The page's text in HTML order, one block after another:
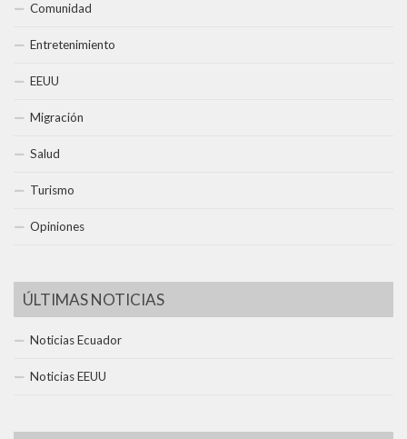
Comunidad
Entretenimiento
EEUU
Migración
Salud
Turismo
Opiniones
ÚLTIMAS NOTICIAS
Noticias Ecuador
Noticias EEUU